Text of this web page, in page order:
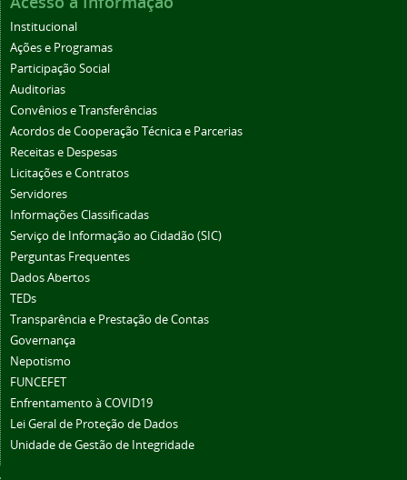
Institucional
Ações e Programas
Participação Social
Auditorias
Convênios e Transferências
Acordos de Cooperação Técnica e Parcerias
Receitas e Despesas
Licitações e Contratos
Servidores
Informações Classificadas
Serviço de Informação ao Cidadão (SIC)
Perguntas Frequentes
Dados Abertos
TEDs
Transparência e Prestação de Contas
Governança
Nepotismo
FUNCEFET
Enfrentamento à COVID19
Lei Geral de Proteção de Dados
Unidade de Gestão de Integridade